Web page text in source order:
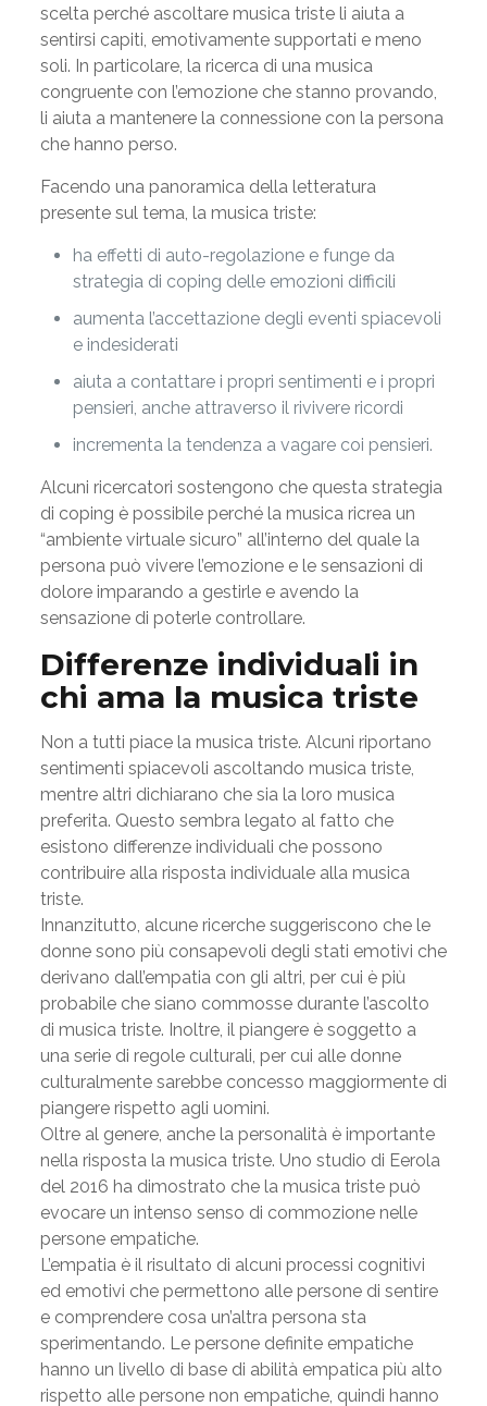
scelta perché ascoltare musica triste li aiuta a
sentirsi capiti, emotivamente supportati e meno
soli. In particolare, la ricerca di una musica
congruente con l’emozione che stanno provando,
li aiuta a mantenere la connessione con la persona
che hanno perso.
Facendo una panoramica della letteratura
presente sul tema, la musica triste:
ha effetti di auto-regolazione e funge da
strategia di coping delle emozioni difficili
aumenta l’accettazione degli eventi spiacevoli
e indesiderati
aiuta a contattare i propri sentimenti e i propri
pensieri, anche attraverso il rivivere ricordi
incrementa la tendenza a vagare coi pensieri.
Alcuni ricercatori sostengono che questa strategia
di coping è possibile perché la musica ricrea un
“ambiente virtuale sicuro” all’interno del quale la
persona può vivere l’emozione e le sensazioni di
dolore imparando a gestirle e avendo la
sensazione di poterle controllare.
Differenze individuali in
chi ama la musica triste
Non a tutti piace la musica triste. Alcuni riportano
sentimenti spiacevoli ascoltando musica triste,
mentre altri dichiarano che sia la loro musica
preferita. Questo sembra legato al fatto che
esistono differenze individuali che possono
contribuire alla risposta individuale alla musica
triste.
Innanzitutto, alcune ricerche suggeriscono che le
donne sono più consapevoli degli stati emotivi che
derivano dall’empatia con gli altri, per cui è più
probabile che siano commosse durante l’ascolto
di musica triste. Inoltre, il piangere è soggetto a
una serie di regole culturali, per cui alle donne
culturalmente sarebbe concesso maggiormente di
piangere rispetto agli uomini.
Oltre al genere, anche la personalità è importante
nella risposta la musica triste. Uno studio di Eerola
del 2016 ha dimostrato che la musica triste può
evocare un intenso senso di commozione nelle
persone empatiche.
L’empatia è il risultato di alcuni processi cognitivi
ed emotivi che permettono alle persone di sentire
e comprendere cosa un’altra persona sta
sperimentando. Le persone definite empatiche
hanno un livello di base di abilità empatica più alto
rispetto alle persone non empatiche, quindi hanno